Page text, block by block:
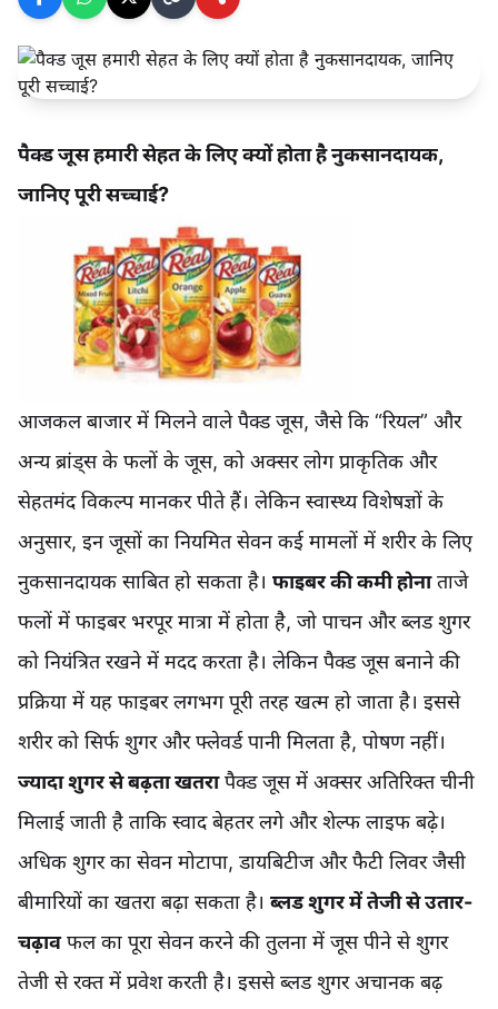
पैक्ड जूस हमारी सेहत के लिए क्यों होता है नुकसानदायक,
जानिए पूरी सच्चाई?
आजकल बाजार में मिलने वाले पैक्ड जूस, जैसे कि “रियल” और
अन्य ब्रांड्स के फलों के जूस, को अक्सर लोग प्राकृतिक और
सेहतमंद विकल्प मानकर पीते हैं। लेकिन स्वास्थ्य विशेषज्ञों के
अनुसार, इन जूसों का नियमित सेवन कई मामलों में शरीर के लिए
नुकसानदायक साबित हो सकता है। फाइबर की कमी होनाताजे
फलों में फाइबर भरपूर मात्रा में होता है, जो पाचन और ब्लड शुगर
को नियंत्रित रखने में मदद करता है। लेकिन पैक्ड जूस बनाने की
प्रक्रिया में यह फाइबर लगभग पूरी तरह खत्म हो जाता है। इससे
शरीर को सिर्फ शुगर और फ्लेवर्ड पानी मिलता है, पोषण नहीं।
ज्यादा शुगर से बढ़ता खतरापैक्ड जूस में अक्सर अतिरिक्त चीनी
मिलाई जाती है ताकि स्वाद बेहतर लगे और शेल्फ लाइफ बढ़े।
अधिक शुगर का सेवन मोटापा, डायबिटीज और फैटी लिवर जैसी
बीमारियों का खतरा बढ़ा सकता है। ब्लड शुगर में तेजी से उतार-
चढ़ावफल का पूरा सेवन करने की तुलना में जूस पीने से शुगर
तेजी से रक्त में प्रवेश करती है। इससे ब्लड शुगर अचानक बढ़